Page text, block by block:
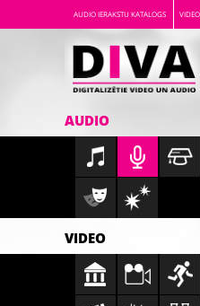
AUDIO IERAKSTU KATALOGS
AUDIO
VIDEO